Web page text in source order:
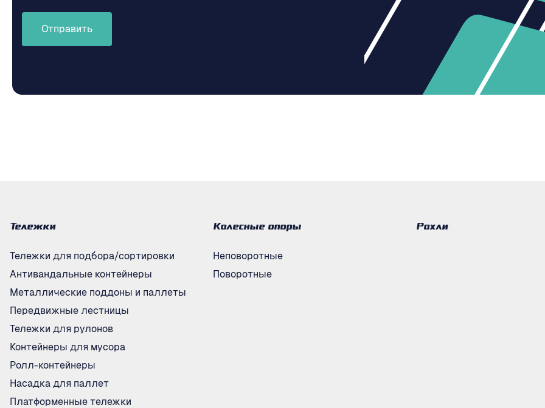
Отправить
Тележки
Тележки для подбора/сортировки
Антивандальные контейнеры
Металлические поддоны и паллеты
Передвижные лестницы
Тележки для рулонов
Контейнеры для мусора
Ролл-контейнеры
Насадка для паллет
Платформенные тележки
Колесные опоры
Неповоротные
Поворотные
Рохли